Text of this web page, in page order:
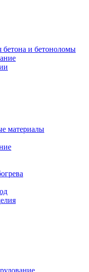
и бетоноломы
материалы